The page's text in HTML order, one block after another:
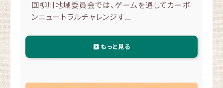
回柳川地域委員会では、ゲームを通してカーボ
ンニュートラルチャレンジす…
もっと見る